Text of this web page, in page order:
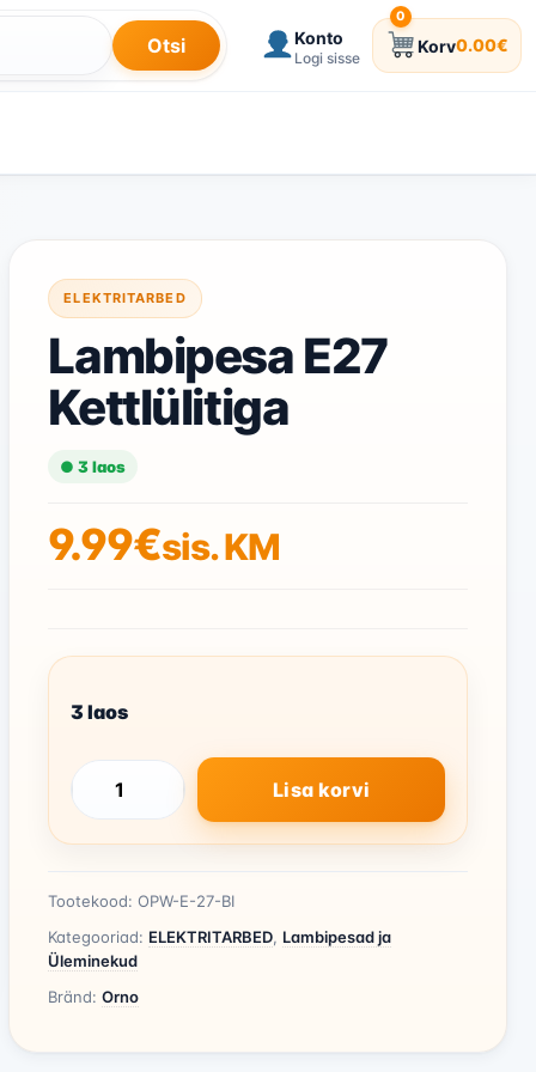
Otsi Konto
Logi sisse
0
Korv0.00€
0 toodet korvis
ELEKTRITARBED
Lambipesa E27
Kettlülitiga
● 3 laos
9.99€sis. KM
3 laos
Lambipesa
Lisa korvi
Tootekood:OPW-E-27-BI
Kategooriad: ELEKTRITARBED, Lambipesad ja
Üleminekud
Bränd:Orno